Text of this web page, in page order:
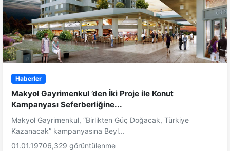
Haberler
Makyol Gayrimenkul ’den İki Proje ile Konut
Kampanyası Seferberliğine...
Makyol Gayrimenkul, “Birlikten Güç Doğacak, Türkiye
Kazanacak” kampanyasına Beyl...
01.01.19706,329 görüntülenme